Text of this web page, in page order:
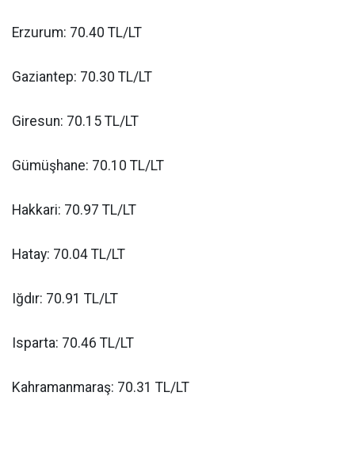
Erzurum: 70.40 TL/LT
Gaziantep: 70.30 TL/LT
Giresun: 70.15 TL/LT
Gümüşhane: 70.10 TL/LT
Hakkari: 70.97 TL/LT
Hatay: 70.04 TL/LT
Iğdır: 70.91 TL/LT
Isparta: 70.46 TL/LT
Kahramanmaraş: 70.31 TL/LT